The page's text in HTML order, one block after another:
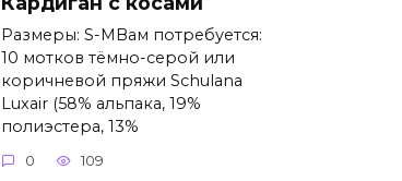
Размеры: S-MВам потребуется:
10 мотков тёмно-серой или
коричневой пряжи Schulana
Luxair (58% альпака, 19%
полиэстера, 13%
0 109